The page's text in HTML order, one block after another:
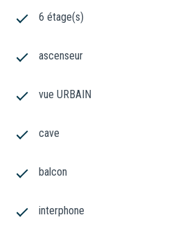
6 étage(s)
ascenseur
vue URBAIN
cave
balcon
interphone